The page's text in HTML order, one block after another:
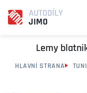
Lemy
HLAVNÍ STRANA
Můžeme